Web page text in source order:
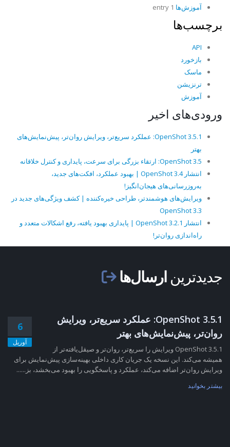
آموزش‌ها
برچسب‌ها
API
بازخورد
ماسک
ترنزیشن
آموزش
ورودی‌های اخیر
OpenShot 3.5.1: عملکرد سریع‌تر، ویرایش روان‌تر، پیش‌نمایش‌های
بهتر
OpenShot 3.5: ارتقاء بزرگی برای سرعت، پایداری و کنترل خلاقانه
انتشار OpenShot 3.4 | بهبود عملکرد، افکت‌های جدید،
به‌روزرسانی‌های هیجان‌انگیز!
ویرایش‌های هوشمندتر، طراحی خیره‌کننده | کشف ویژگی‌های جدید در
OpenShot 3.3
انتشار OpenShot 3.2.1 | پایداری بهبود یافته، رفع اشکالات متعدد و
راه‌اندازی روان‌تر!
جدیدترین ارسال‌ها
6
آوریل
OpenShot 3.5.1: عملکرد سریع‌تر، ویرایش
روان‌تر، پیش‌نمایش‌های بهتر
OpenShot 3.5.1 ویرایش را سریع‌تر، روان‌تر و صیقل‌یافته‌تر از
همیشه می‌کند. این نسخه یک جریان کاری داخلی بهینه‌سازی پیش‌نمایش برای
ویرایش روان‌تر اضافه می‌کند، عملکرد و پاسخگویی را بهبود می‌بخشد، بز......
بیشتر بخوانید